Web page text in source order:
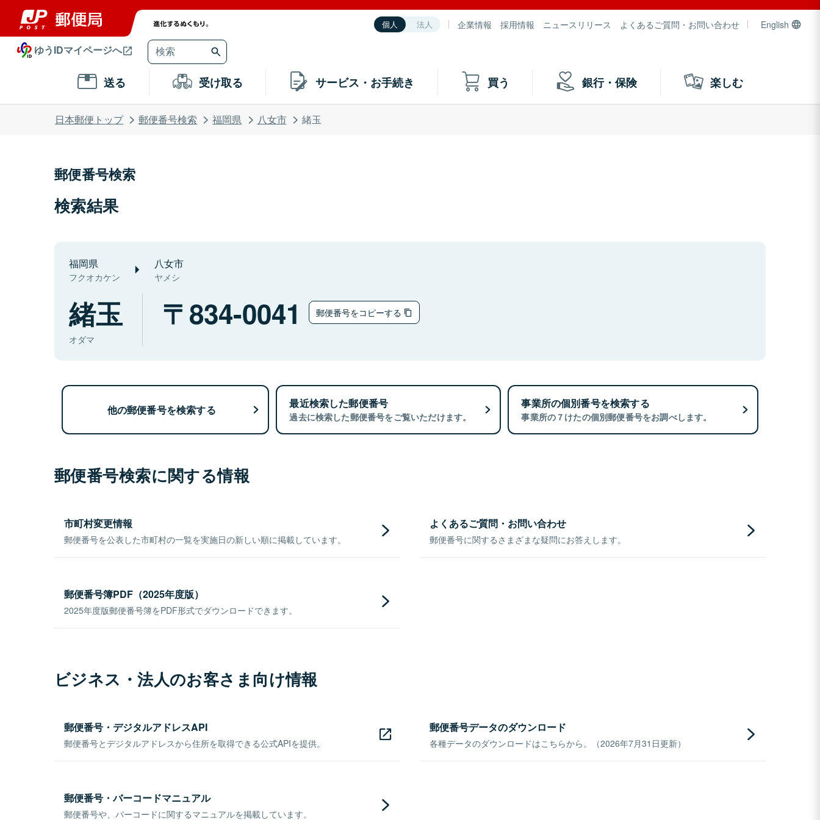
個人 法人 企業情報 採用情報 ニュースリリース よくあるご質問・お問い合わせ English
ゆうIDマイページへ
送る 受け取る サービス・お手続き 買う 銀行・保険 楽しむ
日本郵便トップ 郵便番号検索 福岡県 八女市 緒玉
郵便番号検索
検索結果
福岡県
フクオカケン
八女市
ヤメシ
緒玉
オダマ
834-0041 郵便番号をコピーする
他の郵便番号を検索する 最近検索した郵便番号
過去に検索した郵便番号をご覧いただけます。
事業所の個別番号を検索する
事業所の７けたの個別郵便番号をお調べします。
郵便番号検索に関する情報
市町村変更情報
郵便番号を公表した市町村の一覧を実施日の新しい順に掲載しています。
よくあるご質問・お問い合わせ
郵便番号に関するさまざまな疑問にお答えします。
郵便番号簿PDF（2025年度版）
2025年度版郵便番号簿をPDF形式でダウンロードできます。
ビジネス・法人のお客さま向け情報
郵便番号・デジタルアドレスAPI
郵便番号とデジタルアドレスから住所を取得できる公式APIを提供。
郵便番号データのダウンロード
各種データのダウンロードはこちらから。（2026年7月31日更新）
郵便番号・バーコードマニュアル
郵便番号や、バーコードに関するマニュアルを掲載しています。